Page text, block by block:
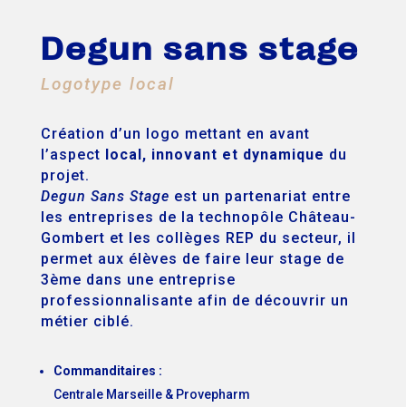
Degun sans stage
Logotype local
Création d’un logo mettant en avant
l’aspect local, innovant et dynamique du
projet.
Degun Sans Stage est un partenariat entre
les entreprises de la technopôle Château-
Gombert et les collèges REP du secteur, il
permet aux élèves de faire leur stage de
3ème dans une entreprise
professionnalisante afin de découvrir un
métier ciblé.
Commanditaires :
Centrale Marseille & Provepharm